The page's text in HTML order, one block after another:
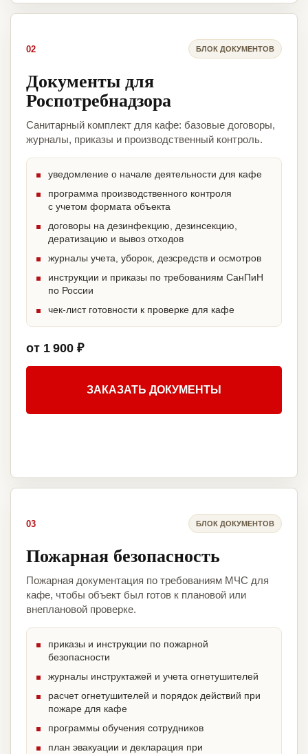
02 БЛОК ДОКУМЕНТОВ
Документы для
Роспотребнадзора
Санитарный комплект для кафе: базовые договоры,
журналы, приказы и производственный контроль.
уведомление о начале деятельности для кафе
программа производственного контроля
с учетом формата объекта
договоры на дезинфекцию, дезинсекцию,
дератизацию и вывоз отходов
журналы учета, уборок, дезсредств и осмотров
инструкции и приказы по требованиям СанПиН
по России
чек-лист готовности к проверке для кафе
от 1 900 ₽
ЗАКАЗАТЬ ДОКУМЕНТЫ
03 БЛОК ДОКУМЕНТОВ
Пожарная безопасность
Пожарная документация по требованиям МЧС для
кафе, чтобы объект был готов к плановой или
внеплановой проверке.
приказы и инструкции по пожарной
безопасности
журналы инструктажей и учета огнетушителей
расчет огнетушителей и порядок действий при
пожаре для кафе
программы обучения сотрудников
план эвакуации и декларация при